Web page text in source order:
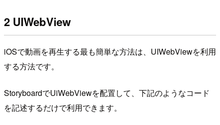
2 UIWebView
iOSで動画を再生する最も簡単な方法は、UIWebViewを利用
する方法です。
StoryboardでUiWebViewを配置して、下記のようなコード
を記述するだけで利用できます。